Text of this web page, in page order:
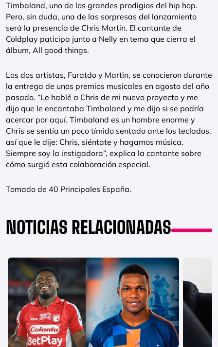
Timbaland, uno de los grandes prodigios del hip hop.
Pero, sin duda, una de las sorpresas del lanzamiento
será la presencia de Chris Martin. El cantante de
Coldplay paticipa junto a Nelly en tema que cierra el
álbum, All good things.
Los dos artistas, Furatdo y Martin, se conocieron durante
la entrega de unos premios musicales en agosto del año
pasado. “Le hablé a Chris de mi nuevo proyecto y me
dijo que le encantaba Timbaland y me dijo si se podría
acercar por aquí. Timbaland es un hombre enorme y
Chris se sentía un poco tímido sentado ante los teclados,
así que le dije: Chris, siéntate y hagamos música.
Siempre soy la instigadora”, explica la cantante sobre
cómo surgió esta colaboración especial.
Tomado de 40 Principales España.
NOTICIAS RELACIONADAS